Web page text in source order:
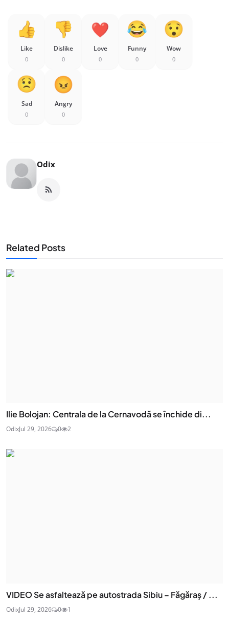
Like
0
Dislike
0
Love
0
Funny
0
Wow
0
Sad
0
Angry
0
Odix
Related Posts
Ilie Bolojan: Centrala de la Cernavodă se închide di...
OdixJul 29, 2026 0 2
VIDEO Se asfaltează pe autostrada Sibiu – Făgăraș / ...
OdixJul 29, 2026 0 1